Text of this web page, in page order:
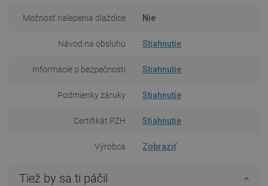
Možnosť nalepenia dlaždice Nie
Návod na obsluhu Stiahnutie
Informácie o bezpečnosti Stiahnutie
Podmienky záruky Stiahnutie
Certifikát PZH Stiahnutie
Výrobca Zobraziť
Tiež by sa ti páčil